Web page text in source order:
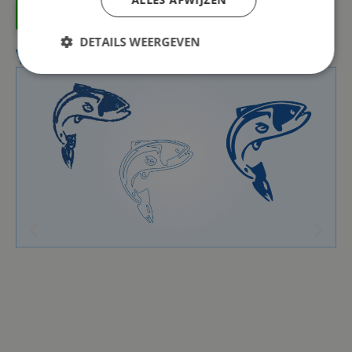
Offerte aanvragen
VOORBEELDEN
DETAILS WEERGEVEN